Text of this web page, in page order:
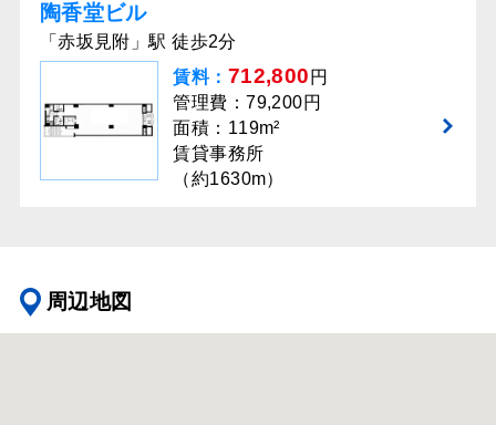
陶香堂ビル
「赤坂見附」駅 徒歩2分
賃料： 712,800 円
管理費：79,200円
面積：119m²
賃貸事務所
（約1630m）
周辺地図